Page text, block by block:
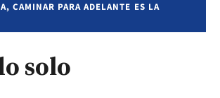
CAMINAR PARA ADELANTE ES LA
solo